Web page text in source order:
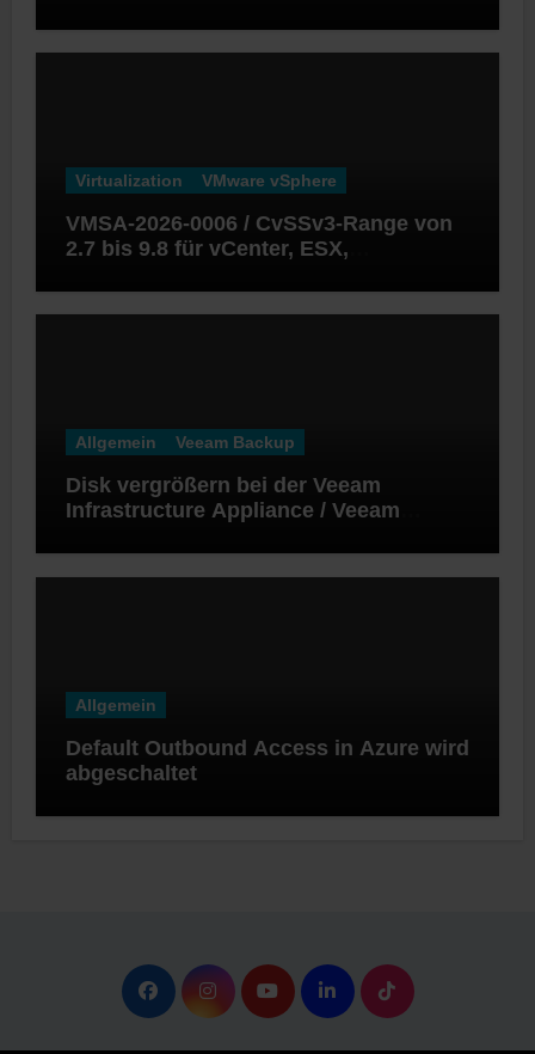
Virtualization VMware vSphere
VMSA-2026-0006 / CvSSv3-Range von
2.7 bis 9.8 für vCenter, ESX,
Allgemein Veeam Backup
Disk vergrößern bei der Veeam
Infrastructure Appliance / Veeam
Allgemein
Default Outbound Access in Azure wird
abgeschaltet